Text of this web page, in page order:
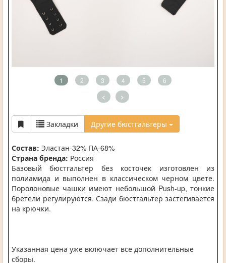
1 2 3 4 5 6
< >
Закладки Другие бюстгальтеры
Состав: Эластан-32% ПА-68%
Страна бренда: Россия
Базовый бюстгальтер без косточек изготовлен из
полиамида и выполнен в классическом черном цвете.
Поролоновые чашки имеют небольшой Push-up, тонкие
бретели регулируются. Сзади бюстгальтер застёгивается
на крючки.
Указанная цена уже включает все дополнительные
сборы.